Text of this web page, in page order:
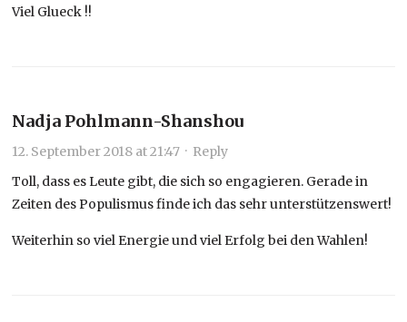
Viel Glueck !!
Nadja Pohlmann-Shanshou
12. September 2018 at 21:47 · Reply
Toll, dass es Leute gibt, die sich so engagieren. Gerade in
Zeiten des Populismus finde ich das sehr unterstützenswert!
Weiterhin so viel Energie und viel Erfolg bei den Wahlen!